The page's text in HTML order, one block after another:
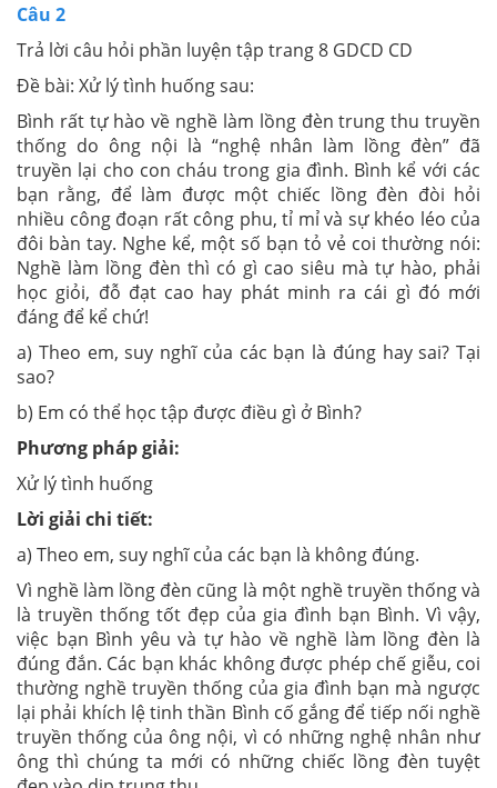
Câu 2
Trả lời câu hỏi phần luyện tập trang 8 GDCD CD
Đề bài: Xử lý tình huống sau:
Bình rất tự hào về nghề làm lồng đèn trung thu truyền
thống do ông nội là “nghệ nhân làm lồng đèn” đã
truyền lại cho con cháu trong gia đình. Bình kể với các
bạn rằng, để làm được một chiếc lồng đèn đòi hỏi
nhiều công đoạn rất công phu, tỉ mỉ và sự khéo léo của
đôi bàn tay. Nghe kể, một số bạn tỏ vẻ coi thường nói:
Nghề làm lồng đèn thì có gì cao siêu mà tự hào, phải
học giỏi, đỗ đạt cao hay phát minh ra cái gì đó mới
đáng để kể chứ!
a) Theo em, suy nghĩ của các bạn là đúng hay sai? Tại
sao?
b) Em có thể học tập được điều gì ở Bình?
Phương pháp giải:
Xử lý tình huống
Lời giải chi tiết:
a) Theo em, suy nghĩ của các bạn là không đúng.
Vì nghề làm lồng đèn cũng là một nghề truyền thống và
là truyền thống tốt đẹp của gia đình bạn Bình. Vì vậy,
việc bạn Bình yêu và tự hào về nghề làm lồng đèn là
đúng đắn. Các bạn khác không được phép chế giễu, coi
thường nghề truyền thống của gia đình bạn mà ngược
lại phải khích lệ tinh thần Bình cố gắng để tiếp nối nghề
truyền thống của ông nội, vì có những nghệ nhân như
ông thì chúng ta mới có những chiếc lồng đèn tuyệt